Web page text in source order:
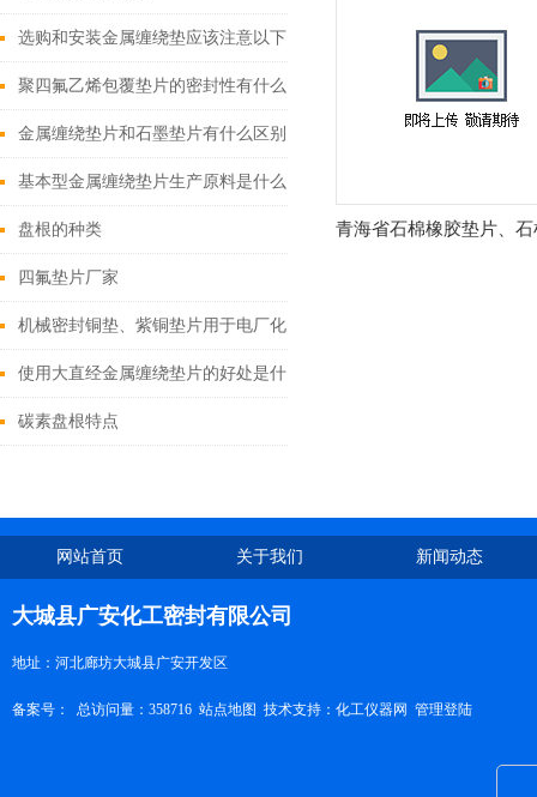
金属缠绕垫片和石墨垫片有什么区别？
盘根的种类
四氟垫片厂家
碳素盘根特点
青海省石棉橡胶垫片、
网站首页 关于我们 新闻动态
大城县广安化工密封有限公司
地址：河北廊坊大城县广安开发区
备案号： 总访问量：358716 站点地图 技术支持： 化工仪器网 管理登陆